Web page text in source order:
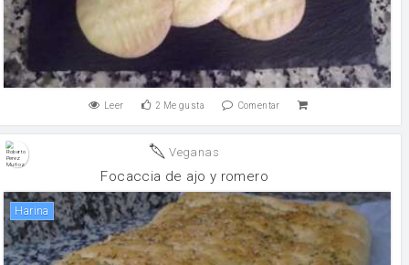
Leer 2 Me gusta Comentar
Veganas
Focaccia de ajo y romero
harina